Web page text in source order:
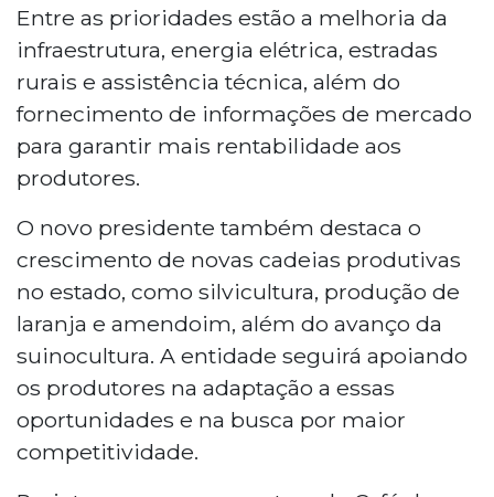
Entre as prioridades estão a melhoria da
infraestrutura, energia elétrica, estradas
rurais e assistência técnica, além do
fornecimento de informações de mercado
para garantir mais rentabilidade aos
produtores.
O novo presidente também destaca o
crescimento de novas cadeias produtivas
no estado, como silvicultura, produção de
laranja e amendoim, além do avanço da
suinocultura. A entidade seguirá apoiando
os produtores na adaptação a essas
oportunidades e na busca por maior
competitividade.